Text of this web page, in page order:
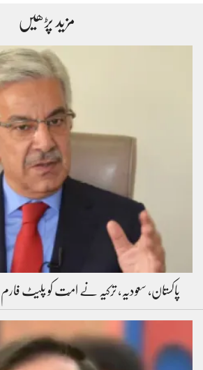
مزید پڑھیں
پاکستان، سعودیہ، ترکیہ نے امّت کو پلیٹ فارم